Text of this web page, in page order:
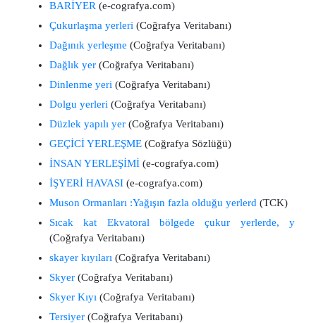
BARİYER (e-cografya.com)
Çukurlaşma yerleri (Coğrafya Veritabanı)
Dağınık yerleşme (Coğrafya Veritabanı)
Dağlık yer (Coğrafya Veritabanı)
Dinlenme yeri (Coğrafya Veritabanı)
Dolgu yerleri (Coğrafya Veritabanı)
Düzlek yapılı yer (Coğrafya Veritabanı)
GEÇİCİ YERLEŞME (Coğrafya Sözlüğü)
İNSAN YERLEŞİMİ (e-cografya.com)
İŞYERİ HAVASI (e-cografya.com)
Muson Ormanları :Yağışın fazla olduğu yerlerd (TCK)
Sıcak kat Ekvatoral bölgede çukur yerlerde, y
(Coğrafya Veritabanı)
skayer kıyıları (Coğrafya Veritabanı)
Skyer (Coğrafya Veritabanı)
Skyer Kıyı (Coğrafya Veritabanı)
Tersiyer (Coğrafya Veritabanı)